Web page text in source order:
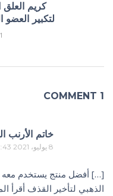
كريم
لتكبير
1 أكتوبر، 2025
1 COMMENT
خاتم الأرنب
8 يوليو، 2021 AT 12:43 م
[…] أفضل منتج يستخدم معه
الذهبي لتأخير القذف أقرأ